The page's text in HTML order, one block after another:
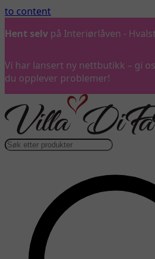
to content
Hent selv på Interiørlåven -
Vi har lansert ny nettbutikk – gi
du opplever problemer!